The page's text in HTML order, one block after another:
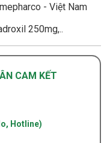
- Việt Nam
250mg,..
CAM KẾT
Hotline)